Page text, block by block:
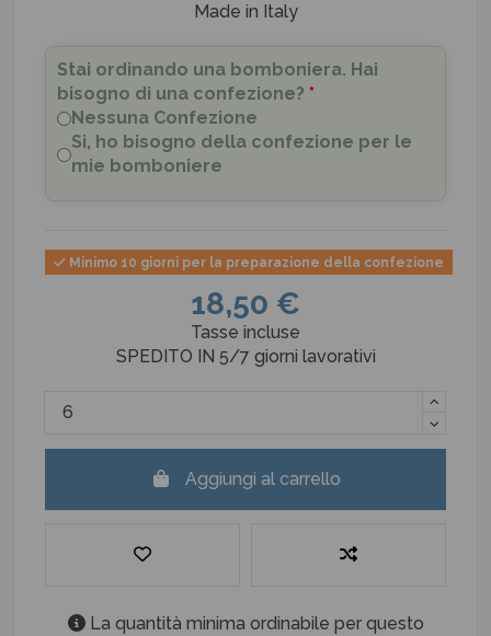
Made in Italy
Stai ordinando una bomboniera. Hai
bisogno di una confezione? *
Nessuna Confezione
Si, ho bisogno della confezione per le
mie bomboniere
Minimo 10 giorni per la preparazione della confezione
18,50 €
Tasse incluse
SPEDITO IN 5/7 giorni lavorativi
Aggiungi al carrello
La quantità minima ordinabile per questo